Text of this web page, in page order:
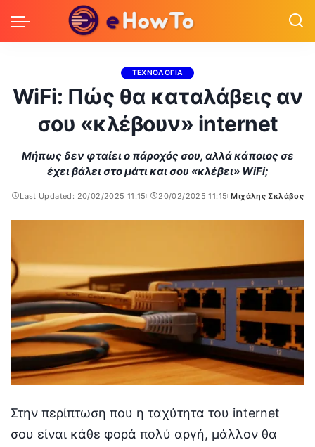
ΤΕΧΝΟΛΟΓΙΑ
WiFi: Πώς θα καταλάβεις αν
σου «κλέβουν» internet
Μήπως δεν φταίει ο πάροχός σου, αλλά κάποιος σε
έχει βάλει στο μάτι και σου «κλέβει» WiFi;
Last Updated: 20/02/2025 11:15 20/02/2025 11:15
Posted
Μιχάλης Σκλάβος
Στην περίπτωση που η ταχύτητα του internet
σου είναι κάθε φορά πολύ αργή, μάλλον θα